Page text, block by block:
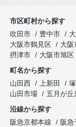
市区町村から探す
吹田市
豊中市
大阪市鶴見区
大阪
摂津市
大阪市旭区
町名から探す
山田西
上新田
山田市場
五月が丘
沿線から探す
阪急京都本線
阪急